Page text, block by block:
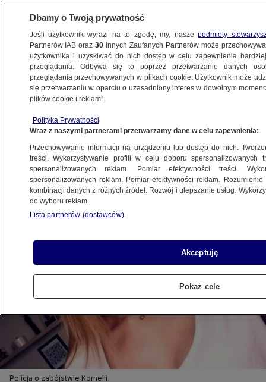
WARSZAWA
OKOLICE
zakopali w lesie. Sprawa wraca do sądu,
prokuratura chce dożywocia
29.08.2024, 14:56
Udostępnij
Policja o zabójstwie Kornelii
Dbamy o Twoją prywatność
Jeśli użytkownik wyrazi na to zgodę, my, naszepodmioty
Partnerów IAB oraz30 innych Zaufanych Partnerów może
użytkownika i uzyskiwać do nich dostęp w celu zapewnienia
przeglądania. Odbywa się to poprzez przetwarzanie danych
przeglądania przechowywanych w plikach cookie. Użytkownik może
się przetwarzaniu w oparciu o uzasadniony interes w dowolnym
plików cookie i reklam”.
Polityka Prywatności
Wraz z naszymi partnerami przetwarzamy dane w celu zapewnienia:
Przechowywanie informacji na urządzeniu lub dostęp do nich.
treści. Wykorzystywanie profili w celu doboru spersonalizowanych
spersonalizowanych reklam. Pomiar efektywności treści.
spersonalizowanych reklam. Pomiar efektywności reklam.
kombinacji danych z różnych źródeł. Rozwój i ulepszanie usług.
do wyboru reklam.
Lista partnerów (dostawców)
Akceptuję
Pokaż cele